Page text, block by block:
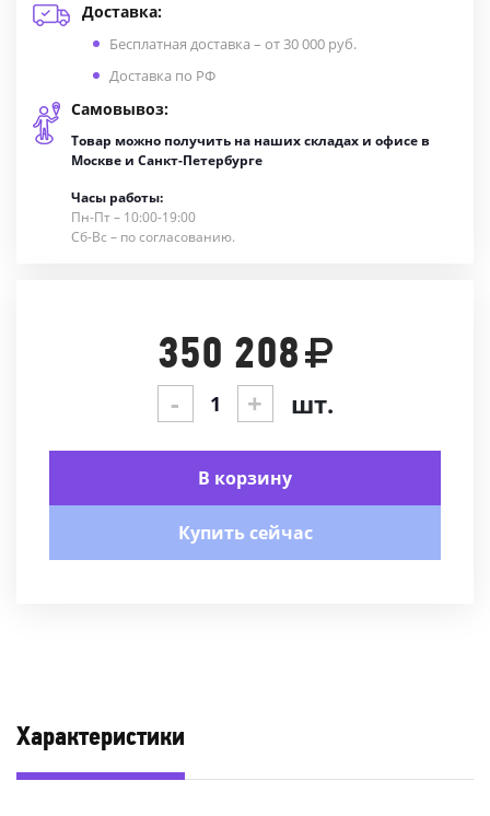
Доставка:
Бесплатная доставка – от 30 000 руб.
Доставка по РФ
Самовывоз:
Товар можно получить на наших складах и офисе в
Москве и Санкт-Петербурге
Часы работы:
Пн-Пт – 10:00-19:00
Сб-Вс – по согласованию.
350 208
- + шт.
В корзину
Купить сейчас
Характеристики